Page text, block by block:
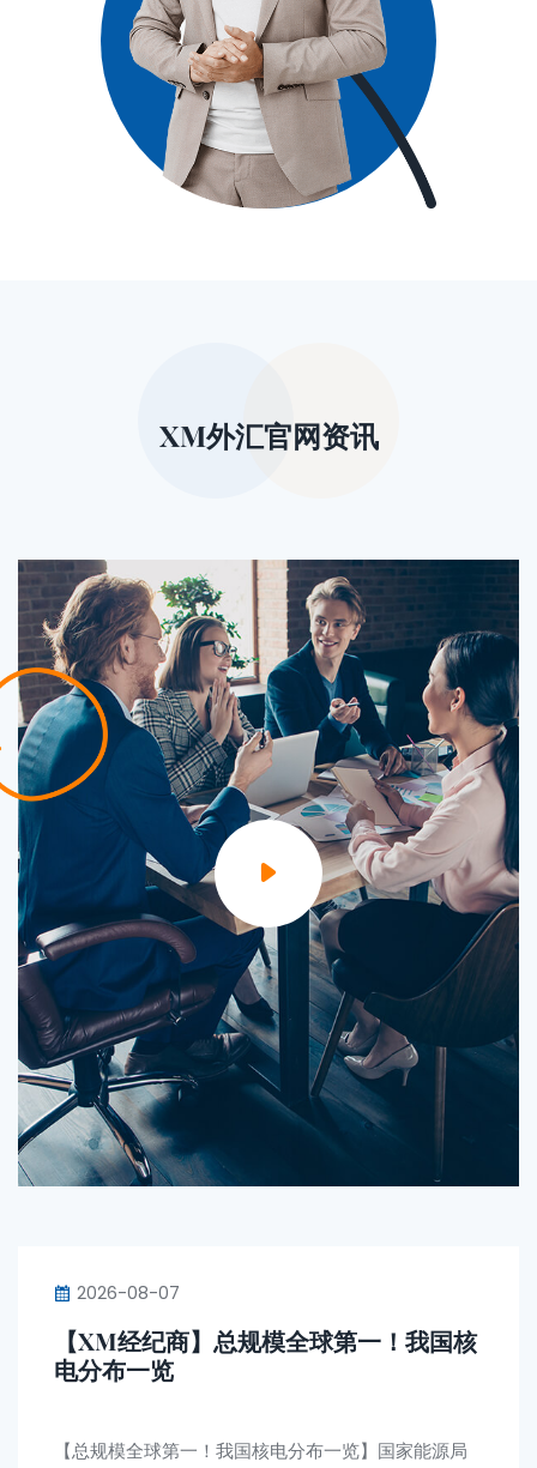
XM外汇官网资讯
2026-08-07
【XM经纪商】总规模全球第一！我国核
电分布一览
【总规模全球第一！我国核电分布一览】国家能源局